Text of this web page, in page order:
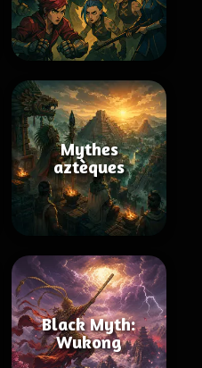
Mythes
aztèques
Black Myth:
Wukong